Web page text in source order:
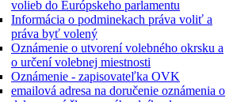
volieb do Európskeho parlamentu
Informácia o podminekach práva voliť a
práva byť volený
Oznámenie o utvorení volebného okrsku a
o určení volebnej miestnosti
Oznámenie - zapisovateľka OVK
emailová adresa na doručenie oznámenia o